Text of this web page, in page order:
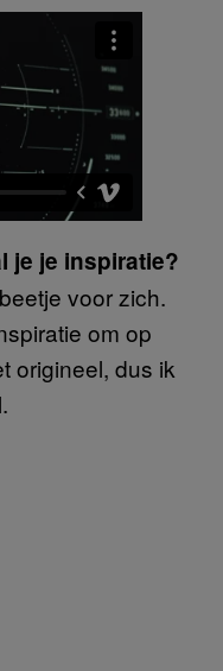
je je inspiratie?
voor zich.
om op
origineel, dus ik